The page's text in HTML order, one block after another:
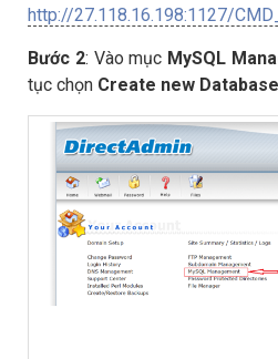
http://27.118.16.198:1127/
Bước 2: Vào mục MySQL
tục chọn Create new Database